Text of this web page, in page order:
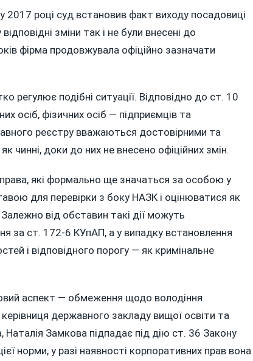
році суд встановив факт виходу посадовиці
зміни так і не були внесені до
фірма продовжувала офіційно зазначати
регулює подібні ситуації. Відповідно до ст. 10
осіб, фізичних осіб — підприємців та
реєстру вважаються достовірними та
доки до них не внесено офіційних змін.
які формально ще значаться за особою у
для перевірки з боку НАЗК і оцінюватися як
від обставин такі дії можуть
за ст. 172-6 КУпАП, а у випадку встановлення
і відповідного порогу — як кримінальне
аспект — обмеження щодо володіння
державного закладу вищої освіти та
Замкова підпадає під дію ст. 36 Закону
норми, у разі наявності корпоративних прав вона